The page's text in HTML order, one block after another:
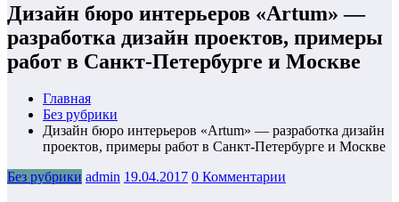
Дизайн бюро интерьеров «Artum» —
разработка дизайн проектов, примеры
работ в Санкт-Петербурге и Москве
Главная
Без рубрики
Дизайн бюро интерьеров «Artum» — разработка дизайн
проектов, примеры работ в Санкт-Петербурге и Москве
Без рубрики admin 19.04.2017 0 Комментарии